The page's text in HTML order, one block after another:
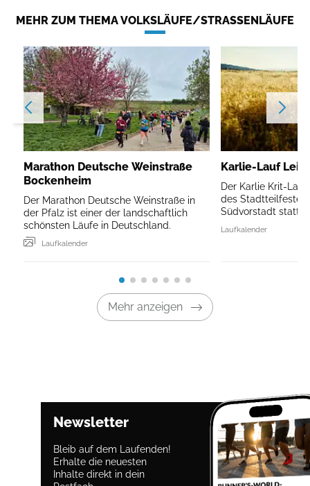
MEHR ZUM THEMA VOLKSLÄUFE/STRASSENLÄUFE
Marathon Deutsche Weinstraße
Bockenheim
Der Marathon Deutsche Weinstraße in
der Pfalz ist einer der landschaftlich
schönsten Läufe in Deutschland.
Laufkalender
Karlie-Lauf
Der Karlie Krit-
des Stadtteilfestes
Südvorstadt statt.
Laufkalender
Mehr anzeigen
Newsletter
Bleib auf dem Laufenden!
Erhalte die neuesten
Inhalte direkt in dein